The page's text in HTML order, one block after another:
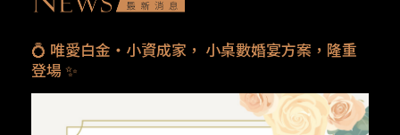
💍 唯愛白金・小資成家， 小桌數婚宴方案，隆重
登場 ✨